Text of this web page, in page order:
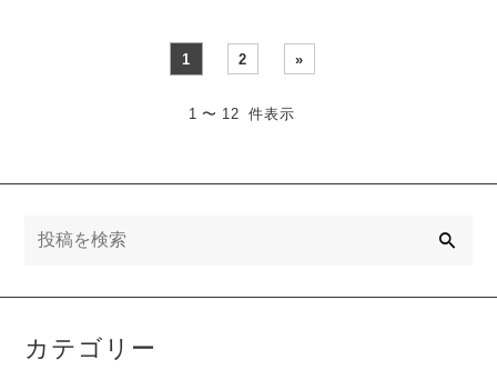
1 2 »
1 〜 12 件表示
カテゴリー